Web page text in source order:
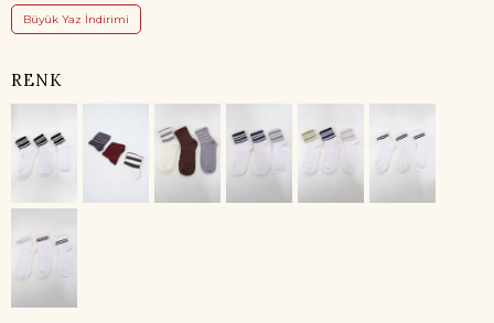
Büyük Yaz İndirimi
RENK